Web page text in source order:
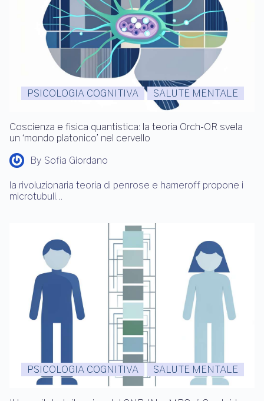
PSICOLOGIA COGNITIVA SALUTE MENTALE
Coscienza e fisica quantistica: la teoria Orch-OR svela
un ‘mondo platonico’ nel cervello
By Sofia Giordano
la rivoluzionaria teoria di penrose e hameroff propone i
microtubuli…
PSICOLOGIA COGNITIVA SALUTE MENTALE